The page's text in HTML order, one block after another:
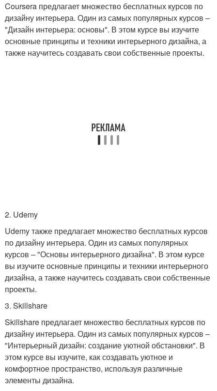
Coursera предлагает множество бесплатных курсов по
дизайну интерьера. Один из самых популярных курсов –
"Дизайн интерьера: основы". В этом курсе вы изучите
основные принципы и техники интерьерного дизайна, а
также научитесь создавать свои собственные проекты.
2. Udemy
Udemy также предлагает множество бесплатных курсов
по дизайну интерьера. Один из самых популярных
курсов – "Основы интерьерного дизайна". В этом курсе
вы изучите основные принципы и техники интерьерного
дизайна, а также научитесь создавать свои собственные
проекты.
3. Skillshare
Skillshare предлагает множество бесплатных курсов по
дизайну интерьера. Один из самых популярных курсов –
"Интерьерный дизайн: создание уютной обстановки". В
этом курсе вы изучите, как создавать уютное и
комфортное пространство, используя различные
элементы дизайна.